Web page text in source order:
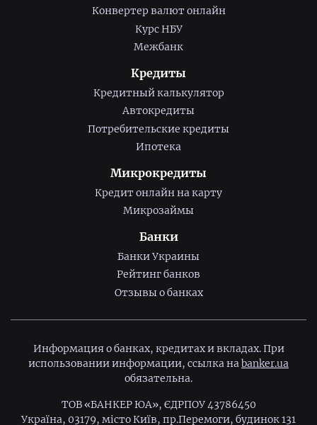
Конвертер валют онлайн
Курс НБУ
Межбанк
Кредиты
Кредитный калькулятор
Автокредиты
Потребительские кредиты
Ипотека
Микрокредиты
Кредит онлайн на карту
Микрозаймы
Банки
Банки Украины
Рейтинг банков
Отзывы о банках
Информация о банках, кредитах и вкладах. При
использовании информации, ссылка наbanker.ua
обязательна.
ТОВ «БАНКЕР ЮА», ЄДРПОУ 43786450
Україна, 03179, місто Київ, пр.Перемоги, будинок 131